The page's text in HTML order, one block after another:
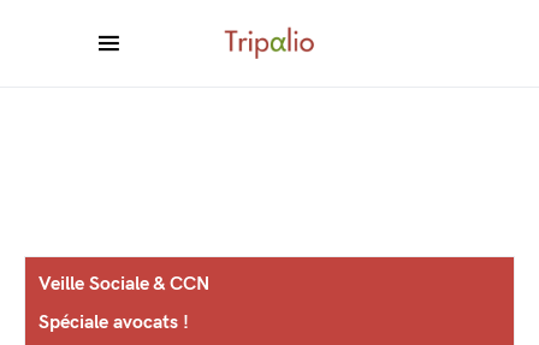
Veille Sociale & CCN
Spéciale avocats !